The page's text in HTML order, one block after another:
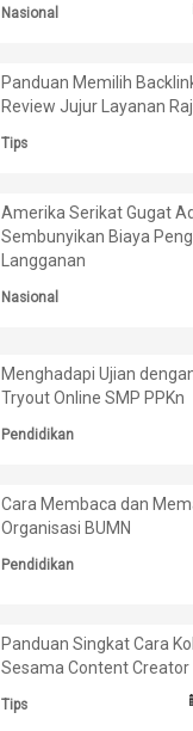
Nasional
Panduan Memilih
Review Jujur Layanan
Tips
Amerika Serikat Gugat
Sembunyikan Biaya
Langganan
Nasional
Menghadapi Ujian
Tryout Online SMP PPKn
Pendidikan
Cara Membaca dan
Organisasi BUMN
Pendidikan
Panduan Singkat Cara
Sesama Content Creator
Tips